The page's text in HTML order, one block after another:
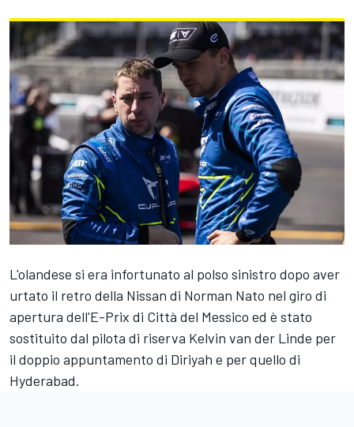
L'olandese si era infortunato al polso sinistro dopo aver
urtato il retro della Nissan di Norman Nato nel giro di
apertura dell'E-Prix di Città del Messico ed è stato
sostituito dal pilota di riserva Kelvin van der Linde per
il doppio appuntamento di Diriyah e per quello di
Hyderabad.